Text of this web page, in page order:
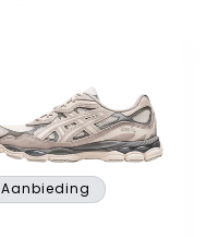
Aanbieding